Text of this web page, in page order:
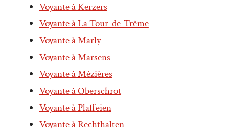
Voyante à Kerzers
Voyante à La Tour-de-Trême
Voyante à Marly
Voyante à Marsens
Voyante à Mézières
Voyante à Oberschrot
Voyante à Plaffeien
Voyante à Rechthalten